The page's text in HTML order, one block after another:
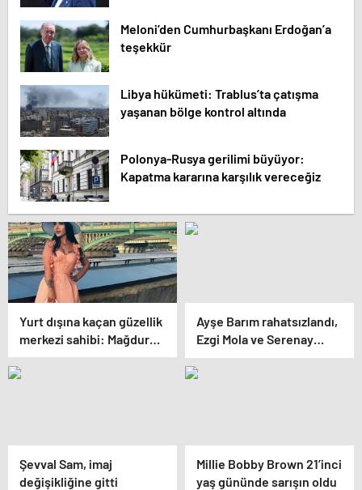
Meloni’den Cumhurbaşkanı Erdoğan’a
teşekkür
Libya hükümeti: Trablus’ta çatışma
yaşanan bölge kontrol altında
Polonya-Rusya gerilimi büyüyor:
Kapatma kararına karşılık vereceğiz
Yurt dışına kaçan güzellik
merkezi sahibi: Mağdur
oldum
Ayşe Barım rahatsızlandı,
Ezgi Mola ve Serenay
Sarıkaya isyan etti
Şevval Sam, imaj
değişikliğine gitti
Millie Bobby Brown 21’inci
yaş gününde sarışın oldu